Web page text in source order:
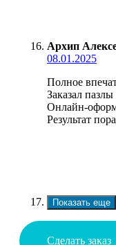
Архип
08.01.2025
Полное
Заказал
Онлайн-
Результат
Показать еще
Сделать заказ